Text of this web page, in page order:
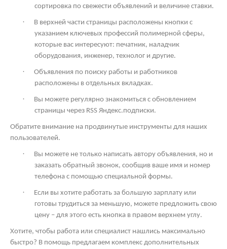
сортировка по свежести объявлений и величине ставки.
·
В верхней части страницы расположены кнопки с
указанием ключевых профессий полимерной сферы,
которые вас интересуют: печатник, наладчик
оборудования, инженер, технолог и другие.
·
Объявления по поиску работы и работников
расположены в отдельных вкладках.
·
Вы можете регулярно знакомиться с обновлением
страницы через RSS Яндекс.подписки.
Обратите внимание на продвинутые инструменты для наших
пользователей.
·
Вы можете не только написать автору объявления, но и
заказать обратный звонок, сообщив ваше имя и номер
телефона с помощью специальной формы.
·
Если вы хотите работать за большую зарплату или
готовы трудиться за меньшую, можете предложить свою
цену – для этого есть кнопка в правом верхнем углу.
Хотите, чтобы работа или специалист нашлись максимально
быстро? В помощь предлагаем комплекс дополнительных